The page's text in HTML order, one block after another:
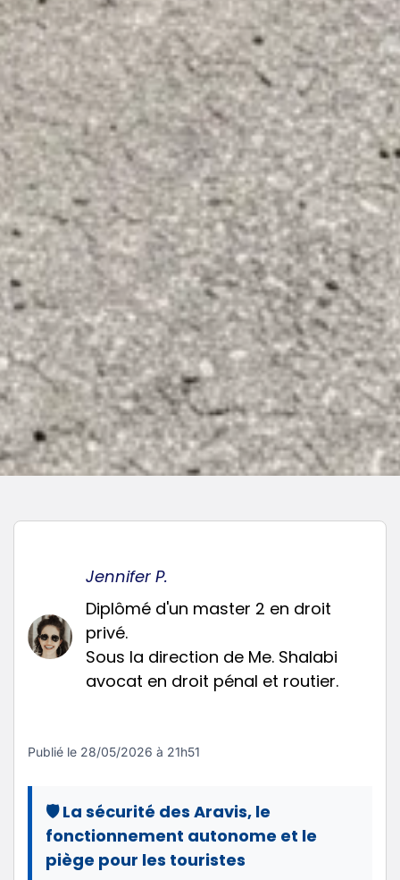
Jennifer P.
Diplômé d'un master 2 en droit
privé.
Sous la direction de Me. Shalabi
avocat en droit pénal et routier.
Publié le 28/05/2026 à 21h51
🛡️ La sécurité des Aravis, le
fonctionnement autonome et le
piège pour les touristes